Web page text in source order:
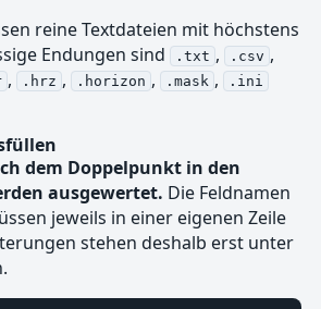
reine Textdateien mit höchstens
Endungen sind
.txt , .csv ,
, .hrz , .horizon , .mask , .ini
dem Doppelpunkt in den
ausgewertet. Die Feldnamen
jeweils in einer eigenen Zeile
stehen deshalb erst unter